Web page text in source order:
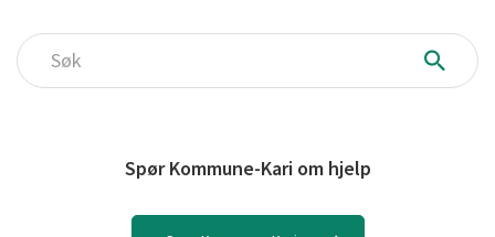
Søk
Spør Kommune-Kari om hjelp